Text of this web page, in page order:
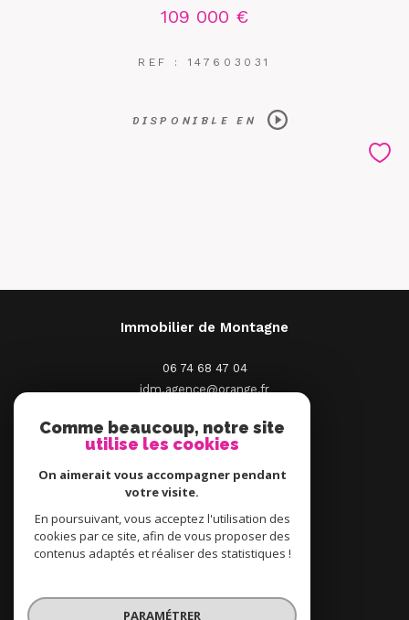
109 000 €
REF : 147603031
DISPONIBLE EN
Immobilier de Montagne
06 74 68 47 04
idm.agence@orange.fr
66210 Saint-Pierre-Dels-Forcats
ADHÉRENTS
Comme beaucoup, notre site
utilise les cookies
On aimerait vous accompagner pendant
votre visite.
En poursuivant, vous acceptez l'utilisation des
cookies par ce site, afin de vous proposer des
contenus adaptés et réaliser des statistiques !
PARAMÉTRER